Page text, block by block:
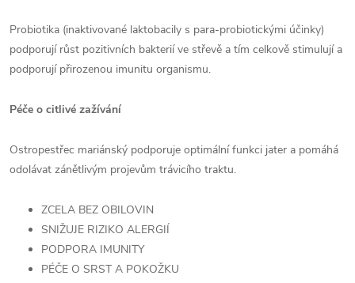
Probiotika (inaktivované laktobacily s para-probiotickými účinky)
podporují růst pozitivních bakterií ve střevě a tím celkově stimulují a
podporují přirozenou imunitu organismu.
Péče o citlivé zažívání
Ostropestřec mariánský podporuje optimální funkci jater a pomáhá
odolávat zánětlivým projevům trávicího traktu.
ZCELA BEZ OBILOVIN
SNIŽUJE RIZIKO ALERGIÍ
PODPORA IMUNITY
PÉČE O SRST A POKOŽKU